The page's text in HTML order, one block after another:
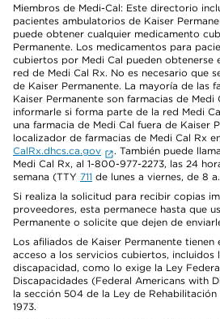
Miembros de Medi-Cal: Este directorio
pacientes ambulatorios de Kaiser
puede obtener cualquier medicamento
Permanente. Los medicamentos para
cubiertos por Medi Cal pueden obtenerse
red de Medi Cal Rx. No es necesario que
de Kaiser Permanente. La mayoría de las
Kaiser Permanente son farmacias de Medi
informarle si forma parte de la red Medi
una farmacia de Medi Cal fuera de Kaiser
localizador de farmacias de Medi Cal Rx
CalRx.dhcs.ca.gov
. También puede
Medi Cal Rx, al 1-800-977-2273, las 24
semana (TTY 711 de lunes a viernes, de 8
Si realiza la solicitud para recibir copias
proveedores, esta permanece hasta que
Permanente o solicite que dejen de
Los afiliados de Kaiser Permanente
acceso a los servicios cubiertos, incluidos
discapacidad, como lo exige la Ley
Discapacidades (Federal Americans with
la sección 504 de la Ley de
1973.